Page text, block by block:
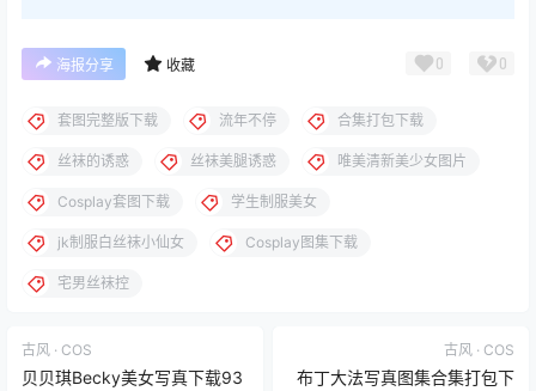
海报分享 收藏 0 0
套图完整版下载 流年不停 合集打包下载
丝袜的诱惑 丝袜美腿诱惑 唯美清新美少女图片
Cosplay套图下载 学生制服美女
jk制服白丝袜小仙女 Cosplay图集下载
宅男丝袜控
古风 · COS
贝贝琪Becky美女写真下载93
古风 · COS
布丁大法写真图集合集打包下